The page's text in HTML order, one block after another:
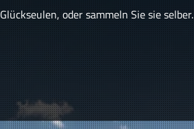
oder sammeln Sie sie selber.